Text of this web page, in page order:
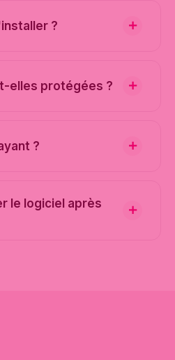
?
elles protégées ?
?
le logiciel après